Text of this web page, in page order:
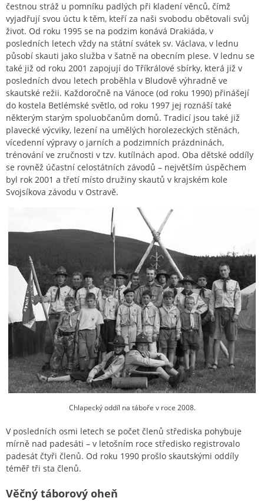
čestnou stráž u pomníku padlých při kladení věnců, čímž
vyjadřují svou úctu k těm, kteří za naši svobodu obětovali svůj
život. Od roku 1995 se na podzim konává Drakiáda, v
posledních letech vždy na státní svátek sv. Václava, v lednu
působí skauti jako služba v šatně na obecním plese. V lednu se
také již od roku 2001 zapojují do Tříkrálové sbírky, která již v
posledních dvou letech proběhla v Bludově výhradně ve
skautské režii. Každoročně na Vánoce (od roku 1990) přinášejí
do kostela Betlémské světlo, od roku 1997 jej roznáší také
některým starým spoluobčanům domů. Tradicí jsou také již
plavecké výcviky, lezení na umělých horolezeckých stěnách,
vícedenní výpravy o jarních a podzimních prázdninách,
trénování ve zručnosti v tzv. kutílnách apod. Oba dětské oddíly
se rovněž účastní celostátních závodů – největším úspěchem
byl rok 2001 a třetí místo družiny skautů v krajském kole
Svojsíkova závodu v Ostravě.
Chlapecký oddíl na táboře v roce 2008.
V posledních osmi letech se počet členů střediska pohybuje
mírně nad padesáti – v letošním roce středisko registrovalo
padesát čtyři členů. Od roku 1990 prošlo skautskými oddíly
téměř tři sta členů.
Věčný táborový oheň